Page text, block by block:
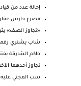
إحالة عدد من
مصرع حارس عقار
«تجاوز الصف»
شاب يشتري رقماً
حاكم الشارقة
تجاوز أحدهما
سب المجني عليه